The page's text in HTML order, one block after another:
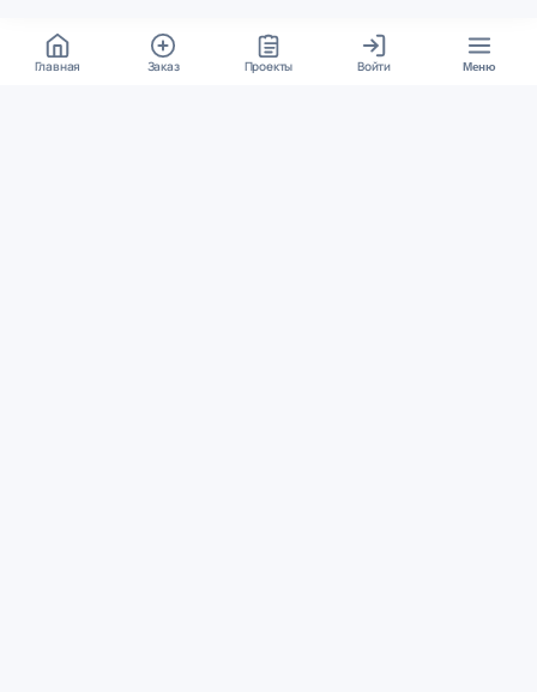
Главная Заказ Проекты Войти Меню